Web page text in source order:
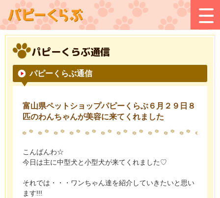
パピーくらぶ通信
パピーくらぶ通信
富山県ペットショップパピーくらぶ６月２９日８
匹のわんちゃんが美容に来てくれました
こんばんわ☆
今日は主に中型犬と小型犬が来てくれました♡
それでは・・・ワンちゃん達を紹介していきたいと思い
ます!!!